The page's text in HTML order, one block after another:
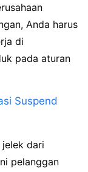
Anda harus
di
pada aturan
Suspend
jelek dari
pelanggan